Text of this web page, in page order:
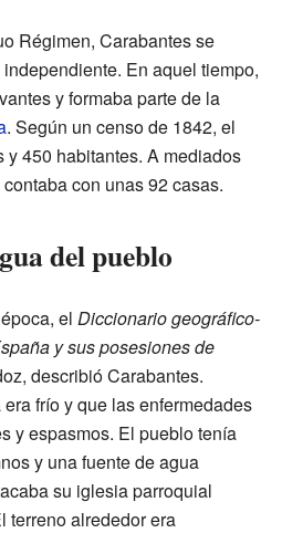
Régimen, Carabantes se
independiente. En aquel tiempo,
y formaba parte de la
. Según un censo de 1842, el
450 habitantes. A mediados
con unas 92 casas.
del pueblo
el Diccionario geográfico-
y sus posesiones de
describió Carabantes.
frío y que las enfermedades
y espasmos. El pueblo tenía
y una fuente de agua
su iglesia parroquial
terreno alrededor era